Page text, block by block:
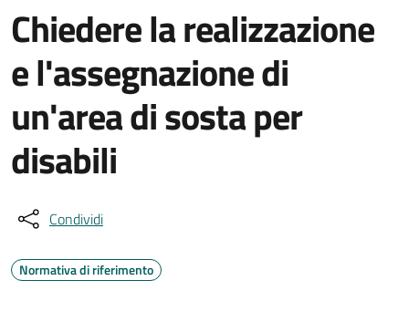
Chiedere la realizzazione
e l'assegnazione di
un'area di sosta per
disabili
Condividi
Normativa di riferimento